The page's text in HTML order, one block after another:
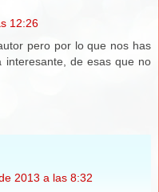
12:26
pero por lo que nos has
interesante, de esas que no
2013 a las 8:32